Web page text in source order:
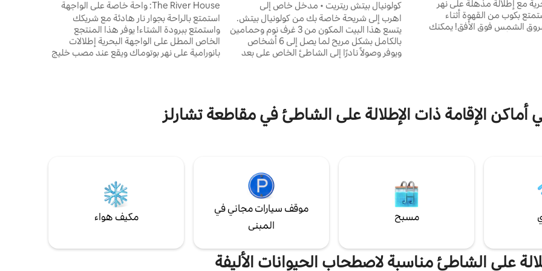
مع إطلالة مذهلة على نهر
بكوب من القهوة أثناء
الشمس فوق الأفق! يمكنك
لا تتردد في استخدام قارب الكاياك
وسترات النجاة وكراسي
كولونيال بيتش ريتريت • مدخل خاص إلى
الشاطئ
اهرب إلى شريحة خاصة بك من كولونيال بيتش.
يتسع هذا البيت المكون من 3 غرف نوم وحمامين
بالكامل بشكل مريح لما يصل إلى 6 أشخاص
ويوفر وصولاً نادرًا إلى الشاطئ الخاص على بعد
من الممر الخشبي والمتاجر والمطاعم. استرخ
واستعد طاقتك واستمتع بالإقامة لفترة أطول.
The River House: واحة خاصة على الواجهة
البحرية...
استمتع بالراحة بجوار نار هادئة مع شريكك
واستمتع ببرودة الشتاء! يوفر هذا المنتجع
الخاص المطل على الواجهة البحرية إطلالات
بانورامية على نهر بوتوماك ويقع عند مصب خليج
حانة تيكي بجانب الماء، أو على الشرفة المغطاة،
أو على سطح المنزل، أو في الفناء أو علىأماكن الإقامة ذات الإطلالة على الشاطئ في مقاطعة تشارلز
مسبح
موقف سيارات مجاني في
المبنى
مكيف هواء
على الشاطئ مناسبة لاصطحاب الحيوانات الأليفة